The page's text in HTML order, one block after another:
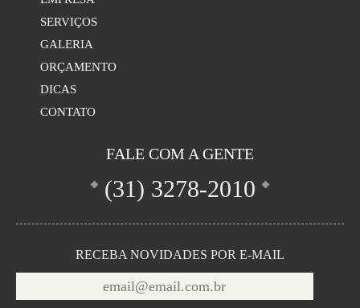
SERVIÇOS
GALERIA
ORÇAMENTO
DICAS
CONTATO
FALE COM A GENTE
(31) 3278-2010
RECEBA NOVIDADES POR E-MAIL